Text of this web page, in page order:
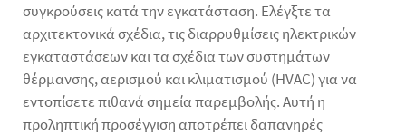
συγκρούσεις κατά την εγκατάσταση. Ελέγξτε τα
αρχιτεκτονικά σχέδια, τις διαρρυθμίσεις ηλεκτρικών
εγκαταστάσεων και τα σχέδια των συστημάτων
θέρμανσης, αερισμού και κλιματισμού (HVAC) για να
εντοπίσετε πιθανά σημεία παρεμβολής. Αυτή η
προληπτική προσέγγιση αποτρέπει δαπανηρές